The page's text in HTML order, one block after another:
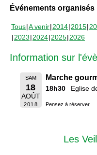
Événements organisés
Tous A venir 2014 2015
2023 2024 2025 2026
Information sur
SAM
18
AOÛT
2018
Marche
18h30 Eglise
Pensez à réserver
Les